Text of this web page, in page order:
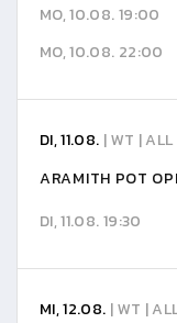
MO, 10.08. 19:00
MO, 10.08. 22:00
DI, 11.08. | WT |
ARAMITH POT
DI, 11.08. 19:30
MI, 12.08. | WT |